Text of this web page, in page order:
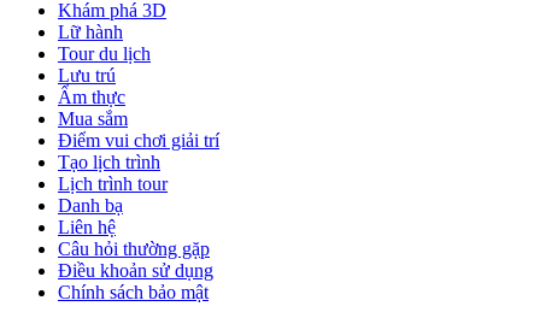
Khám phá 3D
Lữ hành
Tour du lịch
Lưu trú
Ẩm thực
Mua sắm
Điểm vui chơi giải trí
Tạo lịch trình
Lịch trình tour
Danh bạ
Liên hệ
Câu hỏi thường gặp
Điều khoản sử dụng
Chính sách bảo mật